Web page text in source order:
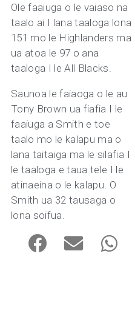
Ole faaiuga o le vaiaso na
taalo ai I lana taaloga lona
151 mo le Highlanders ma
ua atoa le 97 o ana
taaloga I le All Blacks.
Saunoa le faiaoga o le au
Tony Brown ua fiafia I le
faaiuga a Smith e toe
taalo mo le kalapu ma o
lana taitaiga ma le silafia I
le taaloga e taua tele I le
atinaeina o le kalapu. O
Smith ua 32 tausaga o
lona soifua.